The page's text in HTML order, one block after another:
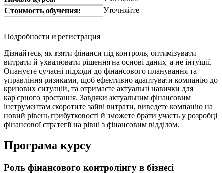
Стоимость обучения:
Уточняйте
Подробности и регистрация
Дізнайтесь, як взяти фінанси під контроль, оптимізувати
витрати й ухвалювати рішення на основі даних, а не інтуїції.
Опануєте сучасні підходи до фінансового планування та
управління ризиками, щоб ефективно адаптувати компанію до
кризових ситуацій, та отримаєте актуальні навички для
кар'єрного зростання. Завдяки актуальним фінансовим
інструментам скоротите зайві витрати, виведете компанію на
новий рівень прибутковості й зможете брати участь у розробці
фінансової стратегії на рівні з фінансовим відділом.
Програма курсу
Роль фінансового контролінгу в бізнесі